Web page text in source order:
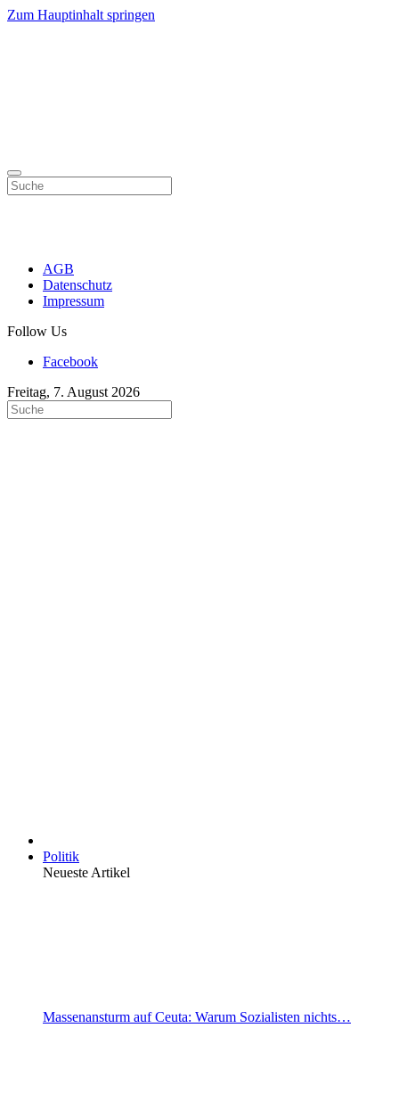
Zum Hauptinhalt springen
AGB
Datenschutz
Impressum
Follow Us
Facebook
Freitag, 7. August 2026
Politik
Neueste Artikel
Massenansturm auf Ceuta: Warum Sozialisten nichts…